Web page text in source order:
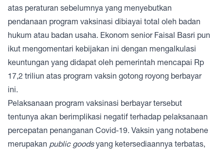
atas peraturan sebelumnya yang menyebutkan
pendanaan program vaksinasi dibiayai total oleh badan
hukum atau badan usaha. Ekonom senior Faisal Basri pun
ikut mengomentari kebijakan ini dengan mengalkulasi
keuntungan yang didapat oleh pemerintah mencapai Rp
17,2 triliun atas program vaksin gotong royong berbayar
ini.
Pelaksanaan program vaksinasi berbayar tersebut
tentunya akan berimplikasi negatif terhadap pelaksanaan
percepatan penanganan Covid-19. Vaksin yang notabene
merupakan public goodsyang ketersediaannya terbatas,